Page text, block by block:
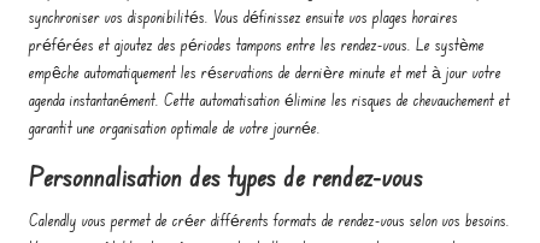
synchroniser vos disponibilités. Vous définissez ensuite vos plages horaires
préférées et ajoutez des périodes tampons entre les rendez-vous. Le système
empêche automatiquement les réservations de dernière minute et met à jour votre
agenda instantanément. Cette automatisation élimine les risques de chevauchement et
garantit une organisation optimale de votre journée.
Personnalisation des types de rendez-vous
Calendly vous permet de créer différents formats de rendez-vous selon vos besoins.